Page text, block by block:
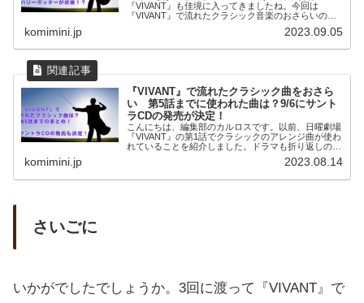
『VIVANT』も佳境に入ってきましたね。今回は
『VIVANT』で流れたクラシック音楽のおさらいの続
komimini.jp 2023.09.05
『VIVANT』で流れたクラシック曲をおさら
い 第5話までに使われた曲は？9/6にサント
ラCDの発売が決定！
こんにちは、編集部のカルロスです。以前、日曜劇場
『VIVANT』の第1話でクラシックのアレンジ曲が使わ
れていることを紹介しました。ドラマも折り返しの5
komimini.jp 2023.08.14
さいごに
いかがでしたでしょうか。3回に渡って『VIVANT』で